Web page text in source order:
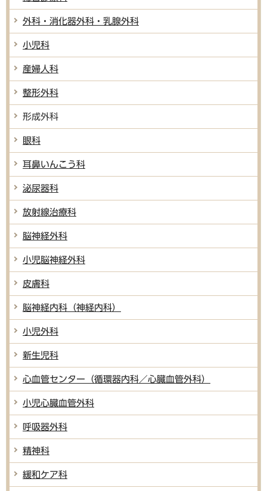
外科・消化器外科・乳腺外科
小児科
産婦人科
整形外科
形成外科
眼科
耳鼻いんこう科
泌尿器科
放射線治療科
脳神経外科
小児脳神経外科
皮膚科
脳神経内科（神経内科）
小児外科
新生児科
心血管センター（循環器内科／心臓血管外科）
小児心臓血管外科
呼吸器外科
精神科
緩和ケア科